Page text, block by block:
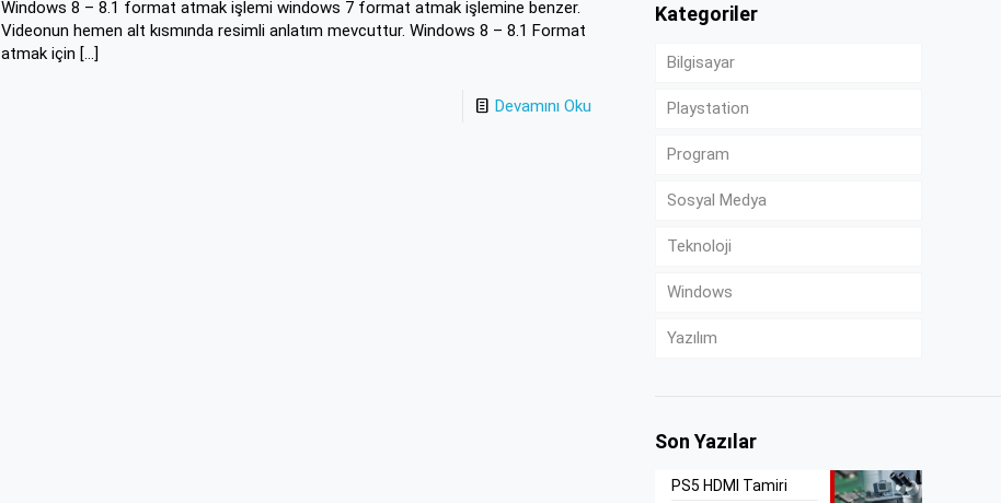
Windows 8 – 8.1 format atmak işlemi windows 7 format atmak işlemine benzer.
Videonun hemen alt kısmında resimli anlatım mevcuttur. Windows 8 – 8.1 Format
atmak için […]
Devamını Oku
Kategoriler
Bilgisayar
Playstation
Program
Sosyal Medya
Teknoloji
Windows
Yazılım
Son Yazılar
PS5 HDMI Tamiri